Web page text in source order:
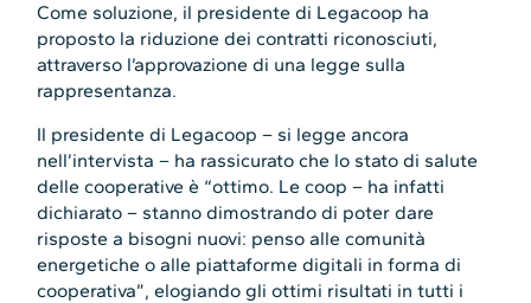
Come soluzione, il presidente di Legacoop ha
proposto la riduzione dei contratti riconosciuti,
attraverso l’approvazione di una legge sulla
rappresentanza.
Il presidente di Legacoop – si legge ancora
nell’intervista – ha rassicurato che lo stato di salute
delle cooperative è “ottimo. Le coop – ha infatti
dichiarato – stanno dimostrando di poter dare
risposte a bisogni nuovi: penso alle comunità
energetiche o alle piattaforme digitali in forma di
cooperativa”, elogiando gli ottimi risultati in tutti i